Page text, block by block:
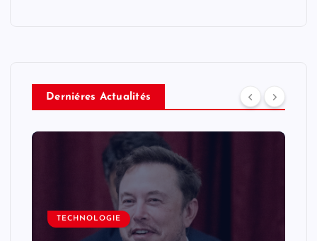
Derniéres Actualités
TECHNOLOGIE